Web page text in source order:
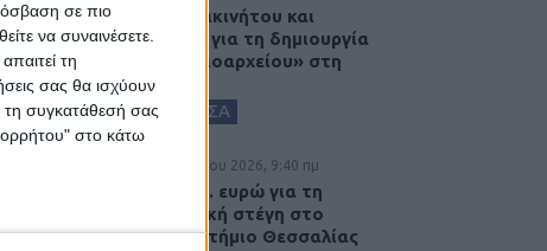
σε πιο
να συναινέσετε.
τη
σας θα ισχύουν
τη συγκατάθεσή σας
στο κάτω
Δωρεά ακινήτου και
μελέτης για τη δημιουργία
«Κειμηλιοαρχείου» στη
Ρεντίνα
ΚΑΡΔΙΤΣΑ
8 Αυγούστου 2026, 9:40 πμ
2,3 εκατ. ευρώ για τη
φοιτητική στέγη στο
Πανεπιστήμιο Θεσσαλίας